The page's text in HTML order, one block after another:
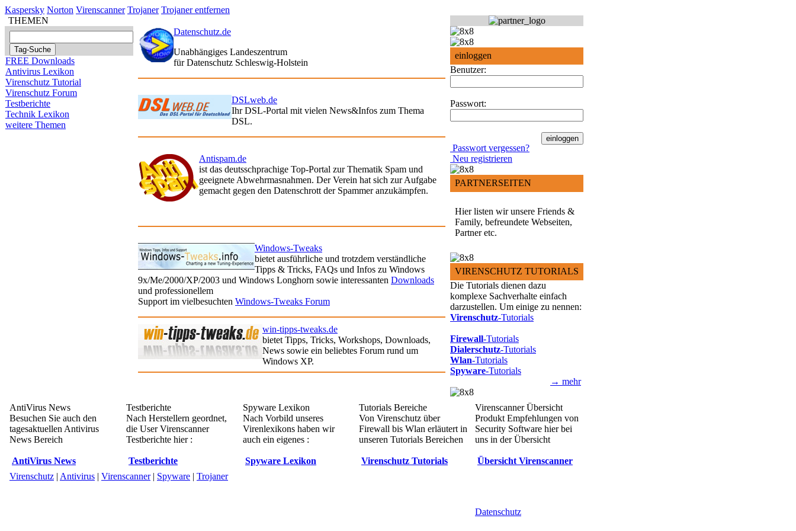
Kaspersky Norton Virenscanner Trojaner Trojaner entfernen
THEMEN
FREE Downloads
Antivirus Lexikon
Virenschutz Tutorial
Virenschutz Forum
Testberichte
Technik Lexikon
weitere Themen
Datenschutz.de
Unabhängiges Landeszentrum
für Datenschutz Schleswig-Holstein
DSLweb.de
Ihr DSL-Portal mit vielen News&Infos zum Thema
DSL.
Antispam.de
ist das deutsschprachige Top-Portal zur Thematik Spam und
geeignete Abwehrmasnahmen. Der Verein hat sich zur Aufgabe
gemacht gegen den Datenschrott der Spammer anzukämpfen.
Windows-Tweaks
bietet ausführliche und trotzdem verständliche
Tipps & Tricks, FAQs und Infos zu Windows
9x/Me/2000/XP/2003 und Windows Longhorn sowie interessanten Downloads
und professionellem
Support im vielbesuchten Windows-Tweaks Forum
win-tipps-tweaks.de
bietet Tipps, Tricks, Workshops, Downloads,
News sowie ein beliebtes Forum rund um
Windows XP.
einloggen
Benutzer:
Passwort:
Passwort vergessen?
Neu registrieren
PARTNERSEITEN
Hier listen wir unsere Friends &
Family, befreundete Webseiten,
Partner etc.
VIRENSCHUTZ TUTORIALS
Die Tutorials dienen dazu
komplexe Sachverhalte einfach
darzustellen. Um einige zu nennen:
Virenschutz-Tutorials
Firewall-Tutorials
Dialerschutz-Tutorials
Wlan-Tutorials
Spyware-Tutorials
→ mehr
AntiVirus News
Besuchen Sie auch den
tagesaktuellen Antivirus
News Bereich
AntiVirus News
Testberichte
Nach Herstellern geordnet,
die User Virenscanner
Testberichte hier :
Testberichte
Spyware Lexikon
Nach Vorbild unseres
Virenlexikons haben wir
auch ein eigenes :
Spyware Lexikon
Tutorials Bereiche
Von Virenschutz über
Firewall bis Wlan erläutert in
unseren Tutorials Bereichen
Virenschutz Tutorials
Virenscanner Übersicht
Produkt Empfehlungen von
Security Software hier bei
uns in der Übersicht
Übersicht Virenscanner
Virenschutz | Antivirus | Virenscanner| Spyware | Trojaner
Datenschutz